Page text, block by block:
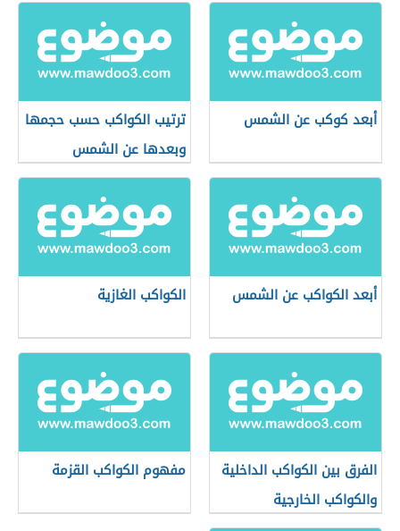
أبعد كوكب عن الشمس
ترتيب الكواكب حسب حجمها
وبعدها عن الشمس
أبعد الكواكب عن الشمس الكواكب الغازية
الفرق بين الكواكب الداخلية
والكواكب الخارجية
مفهوم الكواكب القزمة